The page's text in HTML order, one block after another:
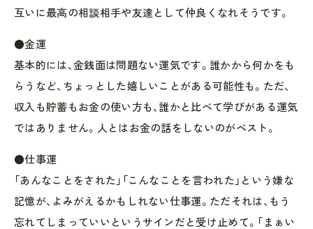
互いに最高の相談相手や友達として仲良くなれそうです。
●金運
基本的には、金銭面は問題ない運気です。誰かから何かをも
らうなど、ちょっとした嬉しいことがある可能性も。ただ、
収入も貯蓄もお金の使い方も、誰かと比べて学びがある運気
ではありません。人とはお金の話をしないのがベスト。
●仕事運
「あんなことをされた」「こんなことを言われた」という嫌な
記憶が、よみがえるかもしれない仕事運。ただそれは、もう
忘れてしまっていいというサインだと受け止めて。「まぁい